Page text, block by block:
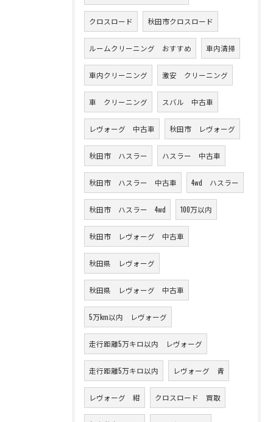
クロスロード 秋田市クロスロード
ルームクリーニング おすすめ 車内清掃
車内クリーニング 激安 クリーニング
車 クリーニング スバル 中古車
レヴォーグ 中古車 秋田市 レヴォーグ
秋田市 ハスラー ハスラー 中古車
秋田市 ハスラー 中古車 4wd ハスラー
秋田市 ハスラー 4wd 100万以内
秋田市 レヴォーグ 中古車
秋田県 レヴォーグ
秋田県 レヴォーグ 中古車
5万km以内 レヴォーグ
走行距離5万キロ以内 レヴォーグ
走行距離5万キロ以内 レヴォーグ 青
レヴォーグ 紺 クロスロード 買取